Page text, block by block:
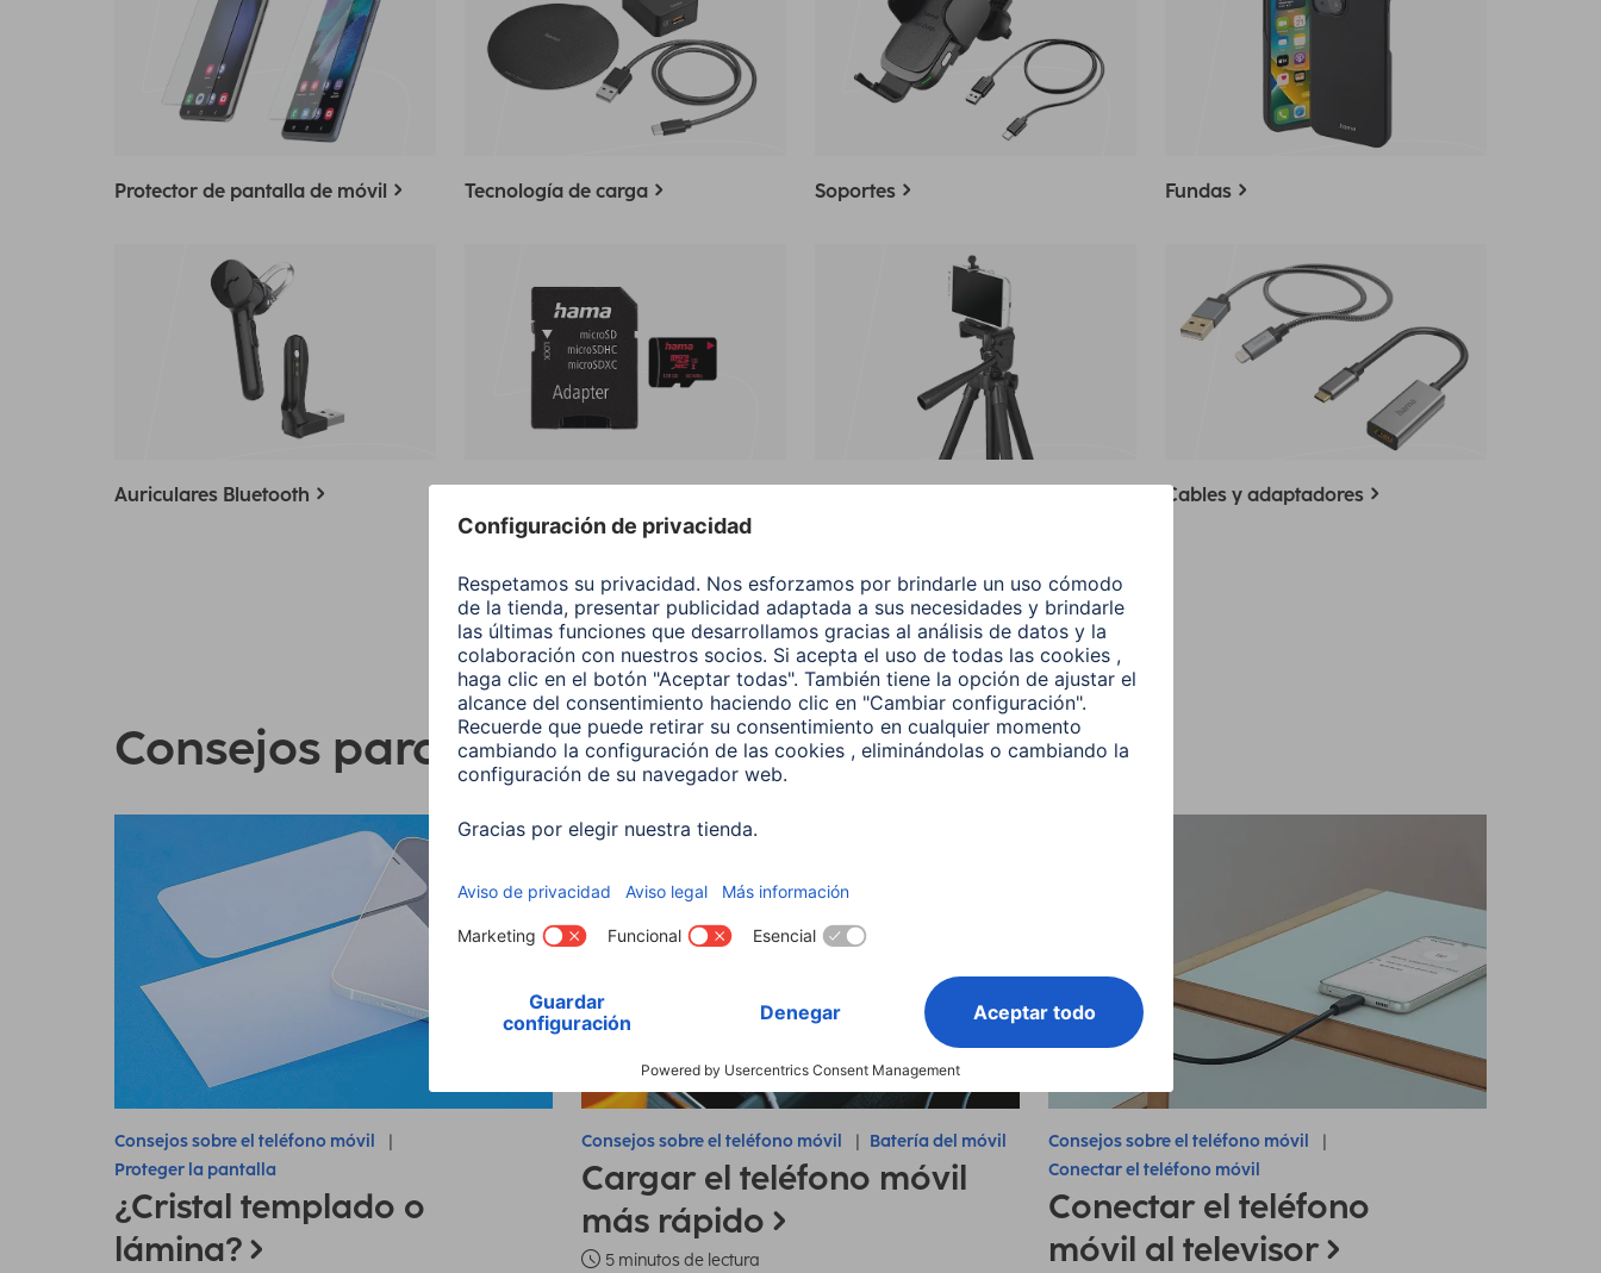
Protector de pantalla de móvil Tecnología de carga Soportes Fundas
Auriculares Bluetooth
telefonos moviles
Cables y adaptadores
Consejos para su teléfono móvil
Consejos sobre el teléfono móvil
Proteger la pantalla
¿Cristal templado o
lámina?
Consejos sobre el teléfono móvil Batería del móvil
Cargar el teléfono móvil
más rápido
5 minutos de lectura
Consejos sobre el teléfono móvil
Conectar el teléfono móvil
Conectar el teléfono
móvil al televisor